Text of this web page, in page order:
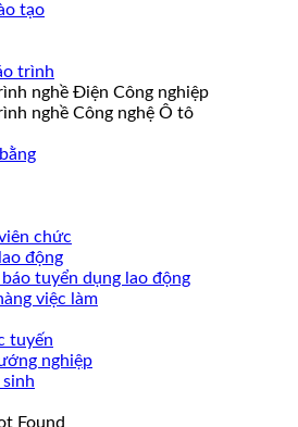
tạo
trình
nghề Điện Công nghiệp
nghề Công nghệ Ô tô
chức
động
tuyển dụng lao động
việc làm
tuyến
nghiệp
Found